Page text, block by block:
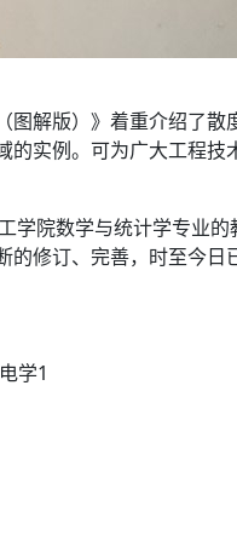
图解版）》着重介绍了
的实例。可为广大工程技
学院数学与统计学专业
的修订、完善，时至今日
学1